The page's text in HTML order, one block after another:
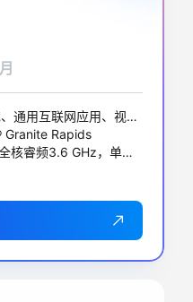
适用于在线游戏、通用互联网应用、视频编解码、数据库应用、搜索推荐等
Granite Rapids
主频3.2 GHz，全核睿频3.6 GHz，单核最大睿频3.9GHz